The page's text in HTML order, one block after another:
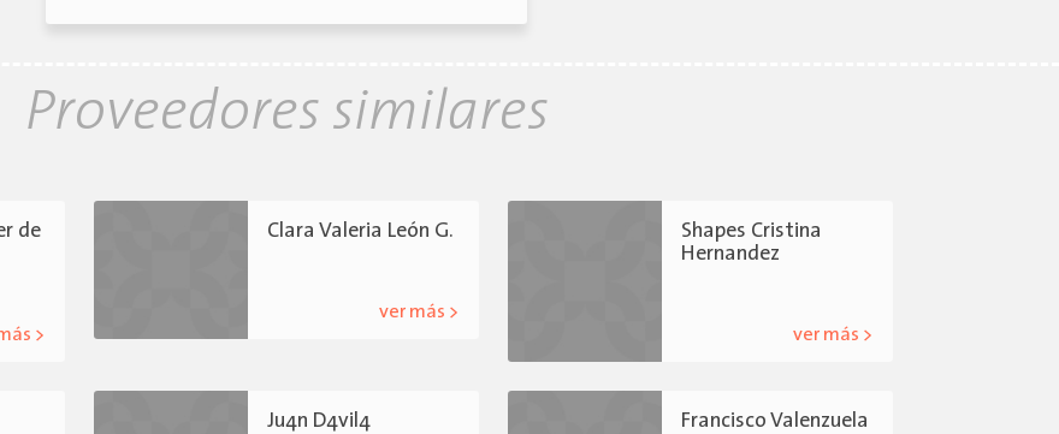
Proveedores similares
de
>
Clara Valeria León G.
ver más >
Shapes Cristina
Hernandez
ver más >
Ju4n D4vil4 Francisco Valenzuela